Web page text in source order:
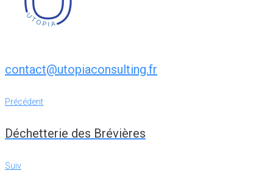
contact@utopiaconsulting.fr
Navigation
de
l’article
Précédent
Précédent
Déchetterie des Brévières
Suiv
Suiv